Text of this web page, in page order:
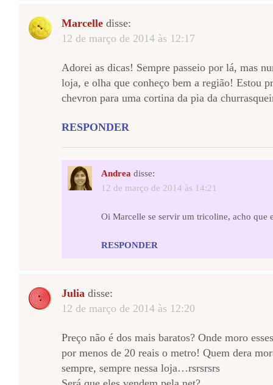
Marcelle disse:
12 de março de 2014 às 12:17
Adorei as dicas! Sempre passeio por lá, mas
loja, e olha que conheço bem a região! Estou
chevron para uma cortina da pia da
RESPONDER
Andrea disse:
12 de março de 2014 às 14:21
Oi Marcelle se servir um tricoline, acho que
RESPONDER
Julia disse:
12 de março de 2014 às 12:20
Preço não é dos mais baratos? Onde moro
por menos de 20 reais o metro! Quem dera
sempre, sempre nessa loja…rsrsrsrs